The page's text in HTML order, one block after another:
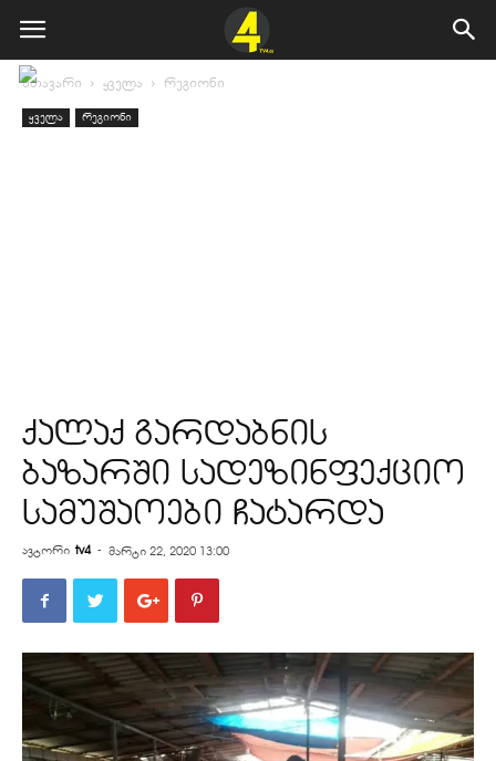
მთავარი ყველა რეგიონი
ყველა რეგიონი
ქალაქ გარდაბნის
ბაზარში სადეზინფექციო
სამუშაოები ჩატარდა
ავტორი tv4 - მარტი 22, 2020 13:00